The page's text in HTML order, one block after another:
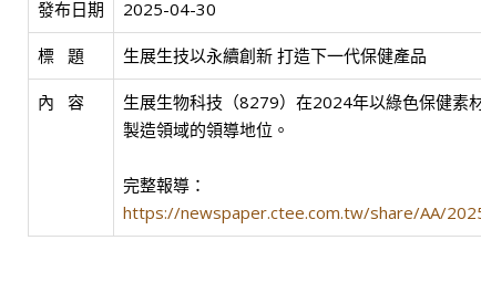
發布日期 2025-04-30
標   題 生展生技以永續創新 打造下一代保健產品
內   容
生展生物科技（8279）在2024年以綠色保健素
製造領域的領導地位。
完整報導：
https://newspaper.ctee.com.tw/share/AA/